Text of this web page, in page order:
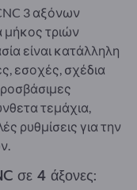
3 αξόνων
μήκος τριών
είναι κατάλληλη
εσοχές, σχέδια
τεμάχια,
ρυθμίσεις για την
σε 4 άξονες: